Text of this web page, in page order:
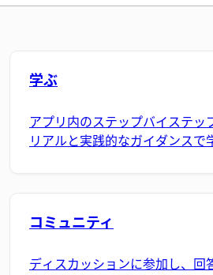
学ぶ
アプリ内のステップバイステッ
リアルと実践的なガイダンスで
コミュニティ
ディスカッションに参加し、回